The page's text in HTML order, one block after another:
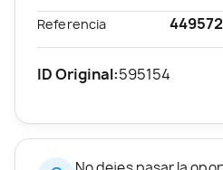
Referencia
ID Original:595154